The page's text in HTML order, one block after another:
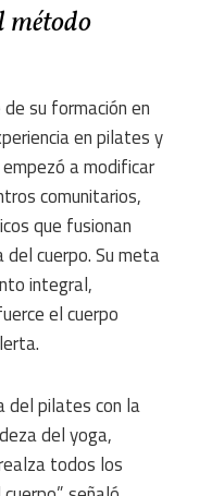
método
su formación en
en pilates y
a modificar
comunitarios,
que fusionan
cuerpo. Su meta
integral,
el cuerpo
del pilates con la
del yoga,
todos los